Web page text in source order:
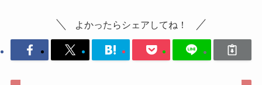
よかったらシェアしてね！